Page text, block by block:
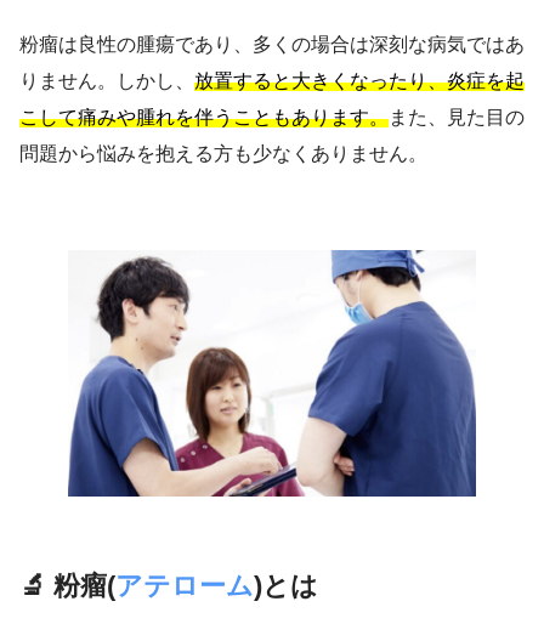
粉瘤は良性の腫瘍であり、多くの場合は深刻な病気ではあ
りません。しかし、 放置すると大きくなったり、炎症を起
こして痛みや腫れを伴うこともあります。また、見た目の
問題から悩みを抱える方も少なくありません。
🔬 粉瘤(アテローム)とは